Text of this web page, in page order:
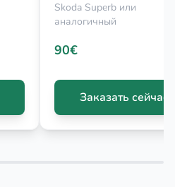
Skoda Superb или
аналогичный
90€
Заказать сейчас